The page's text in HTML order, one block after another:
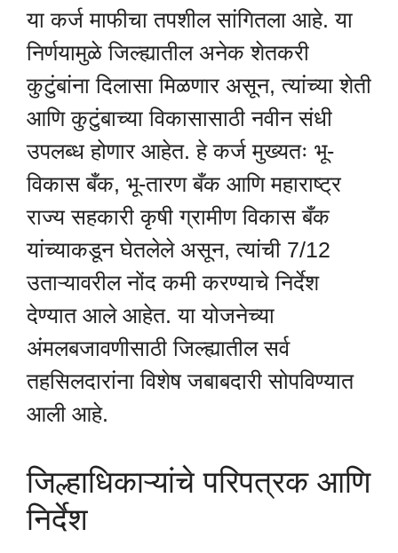
या कर्ज माफीचा तपशील सांगितला आहे. या
निर्णयामुळे जिल्ह्यातील अनेक शेतकरी
कुटुंबांना दिलासा मिळणार असून, त्यांच्या शेती
आणि कुटुंबाच्या विकासासाठी नवीन संधी
उपलब्ध होणार आहेत. हे कर्ज मुख्यतः भू-
विकास बँक, भू-तारण बँक आणि महाराष्ट्र
राज्य सहकारी कृषी ग्रामीण विकास बँक
यांच्याकडून घेतलेले असून, त्यांची 7/12
उताऱ्यावरील नोंद कमी करण्याचे निर्देश
देण्यात आले आहेत. या योजनेच्या
अंमलबजावणीसाठी जिल्ह्यातील सर्व
तहसिलदारांना विशेष जबाबदारी सोपविण्यात
आली आहे.
जिल्हाधिकाऱ्यांचे परिपत्रक आणि
निर्देश